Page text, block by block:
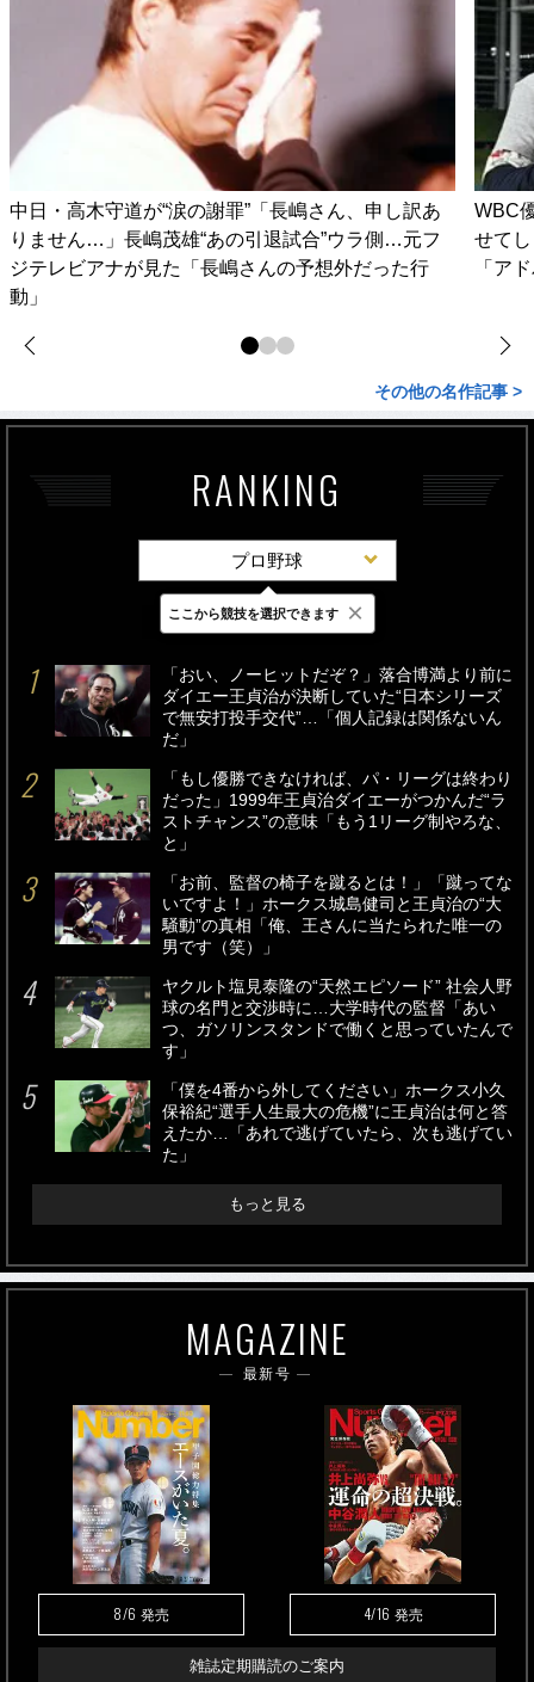
中日・高木守道が“涙の謝罪”「長嶋さん、申し訳あ
りません…」長嶋茂雄“あの引退試合”ウラ側…元フ
ジテレビアナが見た「長嶋さんの予想外だった行
動」
WBC
せて
「ア
その他の名作記事 >
RANKING
プロ野球
最新 24時間 週間
「おい、ノーヒットだぞ？」落合博満より前に
ダイエー王貞治が決断していた“日本シリーズ
で無安打投手交代”…「個人記録は関係ないん
だ」
「もし優勝できなければ、パ・リーグは終わり
だった」1999年王貞治ダイエーがつかんだ“ラ
ストチャンス”の意味「もう1リーグ制やろな、
と」
「お前、監督の椅子を蹴るとは！」「蹴ってな
いですよ！」ホークス城島健司と王貞治の“大
騒動”の真相「俺、王さんに当たられた唯一の
男です（笑）」
ヤクルト塩見泰隆の“天然エピソード” 社会人野
球の名門と交渉時に…大学時代の監督「あい
つ、ガソリンスタンドで働くと思っていたんで
す」
「僕を4番から外してください」ホークス小久
保裕紀“選手人生最大の危機”に王貞治は何と答
えたか…「あれで逃げていたら、次も逃げてい
た」
もっと見る
MAGAZINE
最新号
8/6 発売 4/16 発売
雑誌定期購読のご案内
ここから競技を選択できます ×